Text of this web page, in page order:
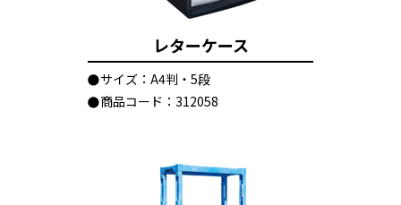
レターケース
サイズ：A4判・5段
商品コード：312058